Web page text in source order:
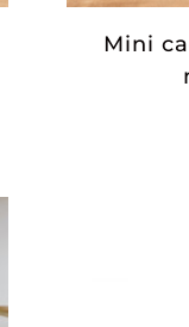
Mini